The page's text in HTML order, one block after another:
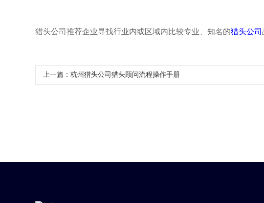
猎头公司推荐企业寻找行业内或区域内比较专业、知名的猎头公司
上一篇： 杭州猎头公司猎头顾问流程操作手册